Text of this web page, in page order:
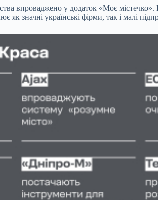
впроваджено у додаток «Моє
як значні українські фірми, так і малі